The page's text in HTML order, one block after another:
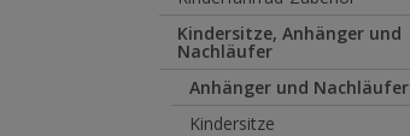
Kindersitze, Anhänger und
Nachläufer
Anhänger und Nachläufer
Kindersitze